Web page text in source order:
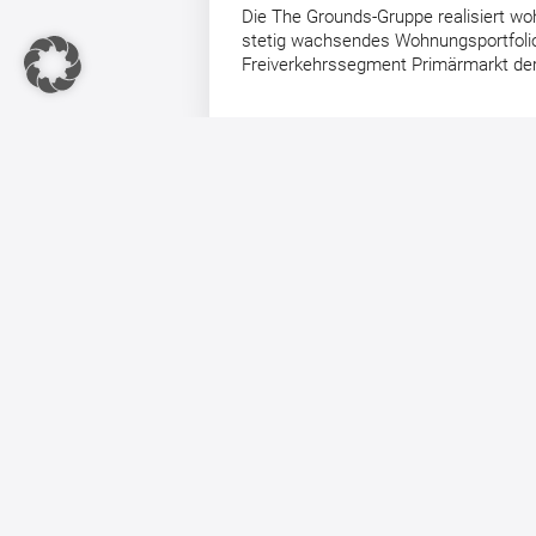
Die The Grounds-Gruppe realisiert
stetig wachsendes
Freiverkehrssegment Primärmarkt